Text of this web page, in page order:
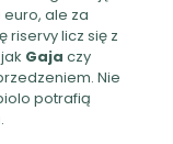
euro, ale za
riservy licz się z
Gaja czy
Nie
potrafią